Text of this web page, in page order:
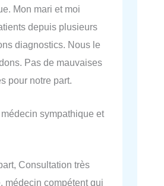
Mon mari et moi
depuis plusieurs
diagnostics. Nous le
Pas de mauvaises
pour notre part.
sympathique et
Consultation très
médecin compétent qui